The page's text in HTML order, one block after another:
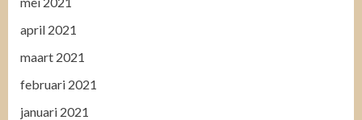
april 2021
maart 2021
februari 2021
januari 2021